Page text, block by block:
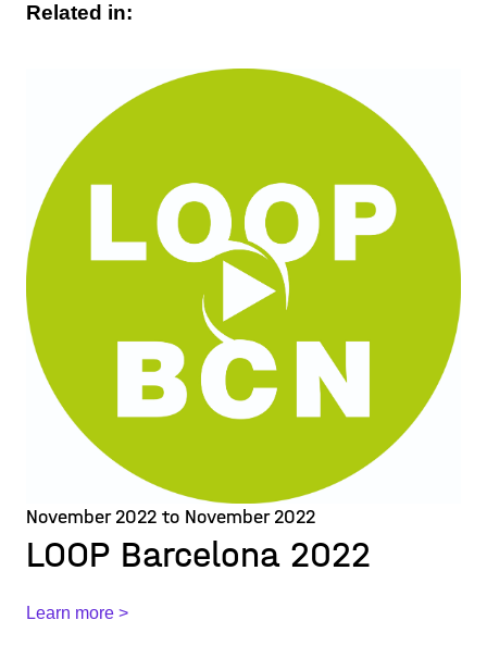
Related in:
November 2022 to November 2022
LOOP Barcelona 2022
Learn more >